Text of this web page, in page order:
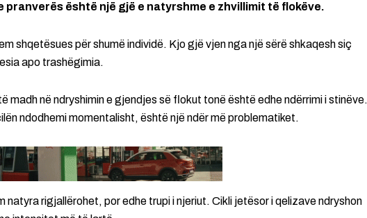
pranverës është një gjë e natyrshme e zhvillimit të flokëve.
shqetësues për shumë individë. Kjo gjë vjen nga një sërë shkaqesh siç
apo trashëgimia.
madh në ndryshimin e gjendjes së flokut tonë është edhe ndërrimi i stinëve.
ndodhemi momentalisht, është një ndër më problematiket.
natyra rigjallërohet, por edhe trupi i njeriut. Cikli jetësor i qelizave ndryshon